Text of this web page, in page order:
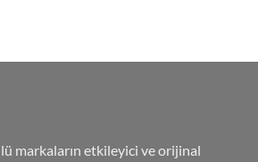
markaların etkileyici ve orijinal